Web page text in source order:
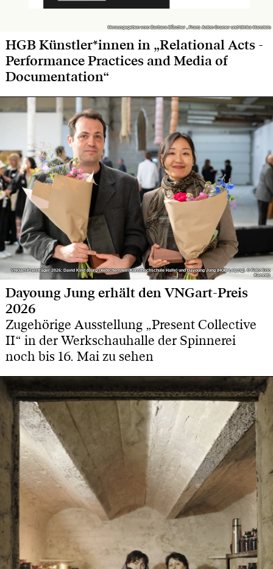
Herausgegeben von: Barbara Büscher , Franz Anton Cramer und Ulrike Hanstein
Herausgegeben von: Barbara Büscher , Franz Anton Cramer und Ulrike Hanstein
HGB Künstler*innen in „Relational Acts -
Performance Practices and Media of
Documentation“
VNGart-Preisträger 2026: David Kind (Burg Giebichenstein Kunsthochschule Halle) und Dayoung Jung (HGB Leipzig). © Foto: Eric
Kemnitz
VNGart-Preisträger 2026: David Kind (Burg Giebichenstein Kunsthochschule Halle) und Dayoung Jung (HGB Leipzig). © Foto: Eric
Kemnitz
Dayoung Jung erhält den VNGart-Preis
2026
Zugehörige Ausstellung „Present Collective
II“ in der Werkschauhalle der Spinnerei
noch bis 16. Mai zu sehen